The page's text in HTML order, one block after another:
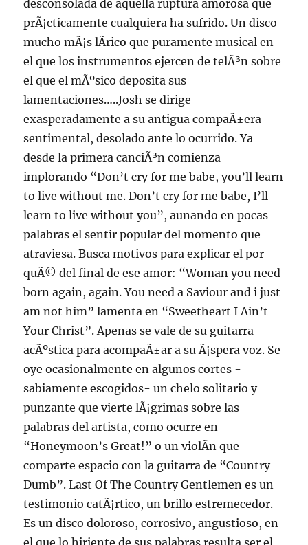
desconsolada de aquella ruptura amorosa que
prÃ¡cticamente cualquiera ha sufrido. Un disco
mucho mÃ¡s lÃ­rico que puramente musical en
el que los instrumentos ejercen de telÃ³n sobre
el que el mÃºsico deposita sus
lamentaciones…..Josh se dirige
exasperadamente a su antigua compaÃ±era
sentimental, desolado ante lo ocurrido. Ya
desde la primera canciÃ³n comienza
implorando “Don’t cry for me babe, you’ll learn
to live without me. Don’t cry for me babe, I’ll
learn to live without you”, aunando en pocas
palabras el sentir popular del momento que
atraviesa. Busca motivos para explicar el por
quÃ© del final de ese amor: “Woman you need
born again, again. You need a Saviour and i just
am not him” lamenta en “Sweetheart I Ain’t
Your Christ”. Apenas se vale de su guitarra
acÃºstica para acompaÃ±ar a su Ã¡spera voz. Se
oye ocasionalmente en algunos cortes -
sabiamente escogidos- un chelo solitario y
punzante que vierte lÃ¡grimas sobre las
palabras del artista, como ocurre en
“Honeymoon’s Great!” o un violÃ­n que
comparte espacio con la guitarra de “Country
Dumb”. Last Of The Country Gentlemen es un
testimonio catÃ¡rtico, un brillo estremecedor.
Es un disco doloroso, corrosivo, angustioso, en